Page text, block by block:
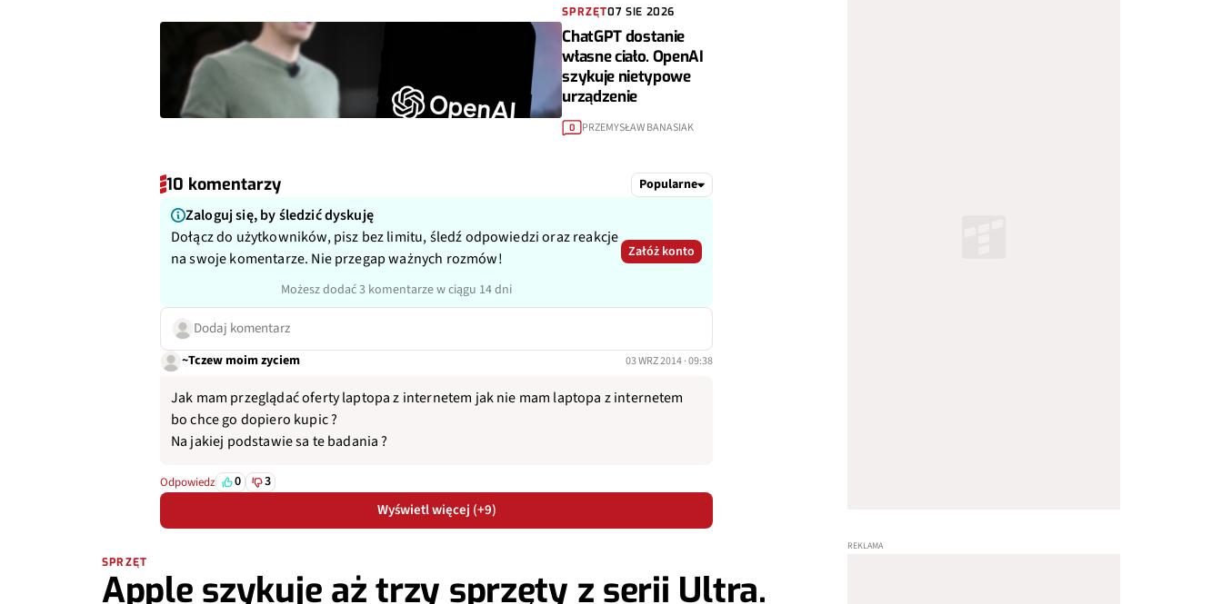
SPRZĘT07 SIE 2026
ChatGPT dostanie
własne ciało. OpenAI
szykuje nietypowe
urządzenie
0 PRZEMYSŁAW BANASIAK
10 komentarzy Popularne
Zaloguj się, by śledzić dyskuję
Dołącz do użytkowników, pisz bez limitu, śledź odpowiedzi oraz reakcje
na swoje komentarze. Nie przegap ważnych rozmów!
Możesz dodać 3 komentarze w ciągu 14 dni
Załóż konto
Dodaj komentarz
~Tczew moim zyciem 03 WRZ 2014 · 09:38
Jak mam przeglądać oferty laptopa z internetem jak nie mam laptopa z internetem
bo chce go dopiero kupic ?
Na jakiej podstawie sa te badania ?
Odpowiedz 0 3
Wyświetl więcej (+9)
SPRZĘT
Apple szykuje aż trzy sprzęty z serii Ultra.